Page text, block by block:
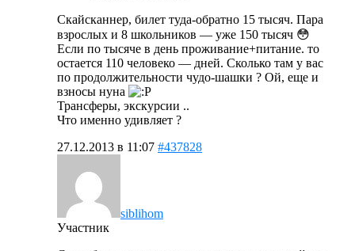
Скайсканнер, билет туда-обратно 15 тысяч. Пара
взрослых и 8 школьников — уже 150 тысяч 😳
Если по тысяче в день проживание+питание. то
остается 110 человеко — дней. Сколько там у вас
по продолжительности чудо-шашки ? Ой, еще и
взносы нуна
Трансферы, экскурсии ..
Что именно удивляет ?
27.12.2013 в 11:07 #437828
siblihom
Участник